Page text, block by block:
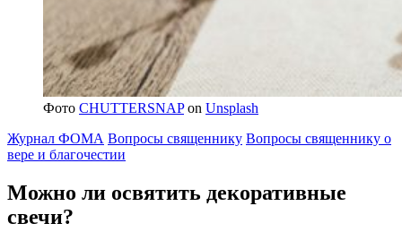
Фото CHUTTERSNAPon Unsplash
Журнал ФОМА Вопросы священнику Вопросы священнику о
вере и благочестии
Можно ли освятить декоративные
свечи?